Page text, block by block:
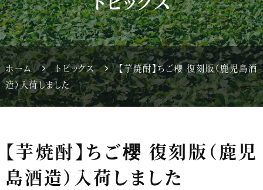
ホーム トピックス
【芋焼酎】ちご櫻 復刻版（鹿児島酒
造）入荷しました
【芋焼酎】ちご櫻 復刻版（鹿児
島酒造）入荷しました